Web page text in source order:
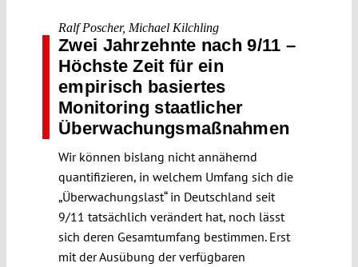
Ralf Poscher, Michael Kilchling
Zwei Jahrzehnte nach 9/11 –
Höchste Zeit für ein
empirisch basiertes
Monitoring staatlicher
Überwachungsmaßnahmen
Wir können bislang nicht annähernd
quantifizieren, in welchem Umfang sich die
„Überwachungslast“ in Deutschland seit
9/11 tatsächlich verändert hat, noch lässt
sich deren Gesamtumfang bestimmen. Erst
mit der Ausübung der verfügbaren